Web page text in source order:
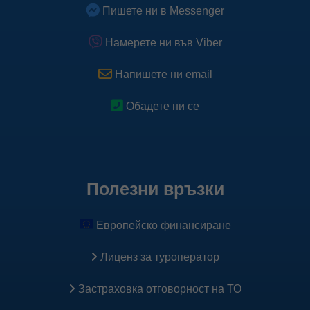
спомагат за коректно таргетиране на нашата реклама.
Пишете ни в Messenger
Намерете ни във Viber
Напишете ни email
Обадете ни се
Полезни връзки
Европейско финансиране
Лиценз за туроператор
Застраховка oтговорност на ТО